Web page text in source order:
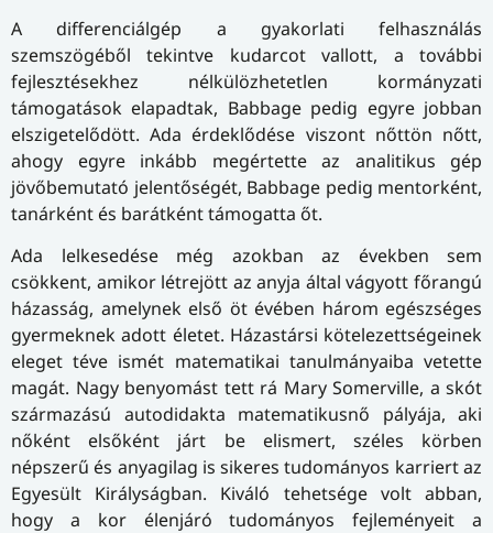
A differenciálgép a gyakorlati felhasználás
szemszögéből tekintve kudarcot vallott, a további
fejlesztésekhez nélkülözhetetlen kormányzati
támogatások elapadtak, Babbage pedig egyre jobban
elszigetelődött. Ada érdeklődése viszont nőttön nőtt,
ahogy egyre inkább megértette az analitikus gép
jövőbemutató jelentőségét, Babbage pedig mentorként,
tanárként és barátként támogatta őt.
Ada lelkesedése még azokban az években sem
csökkent, amikor létrejött az anyja által vágyott főrangú
házasság, amelynek első öt évében három egészséges
gyermeknek adott életet. Házastársi kötelezettségeinek
eleget téve ismét matematikai tanulmányaiba vetette
magát. Nagy benyomást tett rá Mary Somerville, a skót
származású autodidakta matematikusnő pályája, aki
nőként elsőként járt be elismert, széles körben
népszerű és anyagilag is sikeres tudományos karriert az
Egyesült Királyságban. Kiváló tehetsége volt abban,
hogy a kor élenjáró tudományos fejleményeit a